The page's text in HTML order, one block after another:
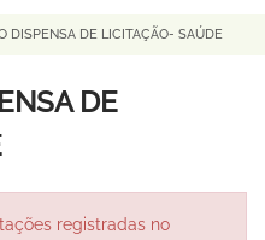
DISPENSA DE LICITAÇÃO- SAÚDE
DE
registradas no